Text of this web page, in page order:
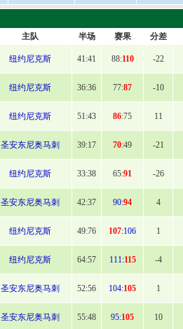
主队 半场 赛果 分差
纽约尼克斯 41:41 88:110 -22
纽约尼克斯 36:36 77:87 -10
纽约尼克斯 51:43 86:75 11
圣安东尼奥马刺 39:17 70:49 -21
纽约尼克斯 33:38 65:91 -26
圣安东尼奥马刺 42:37 90:94 4
纽约尼克斯 49:76 107:106 1
纽约尼克斯 64:57 111:115 -4
圣安东尼奥马刺 52:56 104:105 1
圣安东尼奥马刺 55:48 95:105 10